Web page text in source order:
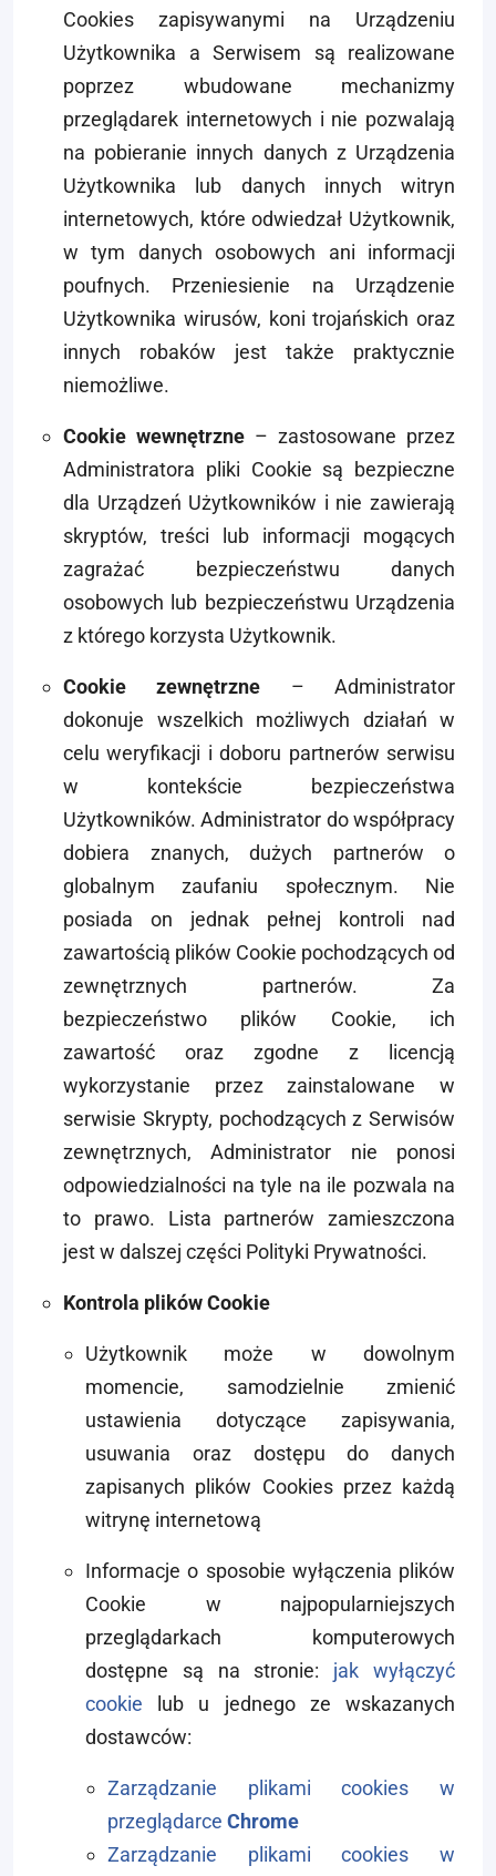
Cookies zapisywanymi na Urządzeniu
Użytkownika a Serwisem są realizowane
poprzez wbudowane mechanizmy
przeglądarek internetowych i nie pozwalają
na pobieranie innych danych z Urządzenia
Użytkownika lub danych innych witryn
internetowych, które odwiedzał Użytkownik,
w tym danych osobowych ani informacji
poufnych. Przeniesienie na Urządzenie
Użytkownika wirusów, koni trojańskich oraz
innych robaków jest także praktycznie
niemożliwe.
Cookie wewnętrzne – zastosowane przez
Administratora pliki Cookie są bezpieczne
dla Urządzeń Użytkowników i nie zawierają
skryptów, treści lub informacji mogących
zagrażać bezpieczeństwu danych
osobowych lub bezpieczeństwu Urządzenia
z którego korzysta Użytkownik.
Cookie zewnętrzne – Administrator
dokonuje wszelkich możliwych działań w
celu weryfikacji i doboru partnerów serwisu
w kontekście bezpieczeństwa
Użytkowników. Administrator do współpracy
dobiera znanych, dużych partnerów o
globalnym zaufaniu społecznym. Nie
posiada on jednak pełnej kontroli nad
zawartością plików Cookie pochodzących od
zewnętrznych partnerów. Za
bezpieczeństwo plików Cookie, ich
zawartość oraz zgodne z licencją
wykorzystanie przez zainstalowane w
serwisie Skrypty, pochodzących z Serwisów
zewnętrznych, Administrator nie ponosi
odpowiedzialności na tyle na ile pozwala na
to prawo. Lista partnerów zamieszczona
jest w dalszej części Polityki Prywatności.
Kontrola plików Cookie
Użytkownik może w dowolnym
momencie, samodzielnie zmienić
ustawienia dotyczące zapisywania,
usuwania oraz dostępu do danych
zapisanych plików Cookies przez każdą
witrynę internetową
Informacje o sposobie wyłączenia plików
Cookie w najpopularniejszych
przeglądarkach komputerowych
dostępne są na stronie: jak wyłączyć
cookie lub u jednego ze wskazanych
dostawców:
Zarządzanie plikami cookies w
przeglądarce Chrome
Zarządzanie plikami cookies w